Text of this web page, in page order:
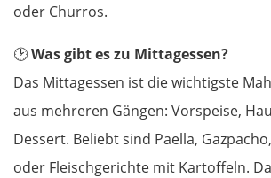
oder Churros.
🕑Was gibt es zu Mittagessen?
Das Mittagessen ist die wichtigste
aus mehreren Gängen: Vorspeise,
Dessert. Beliebt sind Paella,
oder Fleischgerichte mit Kartoffeln.
Elassona
Kalambaka
Meteora-Klöster